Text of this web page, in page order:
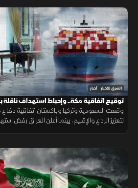
الشرق للأخبار أخبار
توقيع اتفاقية مكة.. وإحباط استهداف ناقلة
وقعت السعودية وتركيا وباكستان اتفاقية
لتعزيز الردع والإقليم، بينما أعلن العراق رفض